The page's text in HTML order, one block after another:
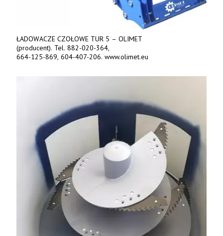
ŁADOWACZE CZOŁOWE TUR 5 – OLIMET
(producent). Tel. 882-020-364,
664-125-869, 604-407-206. www.olimet.eu